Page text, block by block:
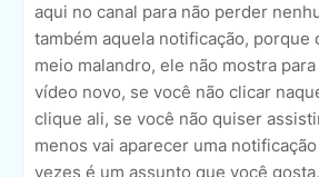
aqui no canal para não perder
também aquela notificação, porque
meio malandro, ele não mostra
vídeo novo, se você não clicar
clique ali, se você não quiser
menos vai aparecer uma
vezes é um assunto que você